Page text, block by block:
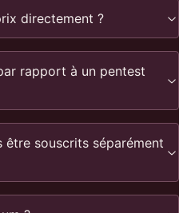
directement ?
rapport à un pentest
être souscrits séparément